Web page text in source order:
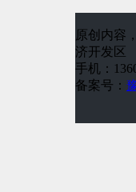
原创内容
济开发区
手机：
备案号：